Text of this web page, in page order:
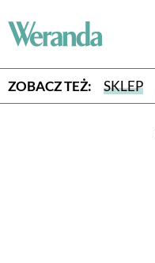
ZOBACZ TEŻ: SKLEP